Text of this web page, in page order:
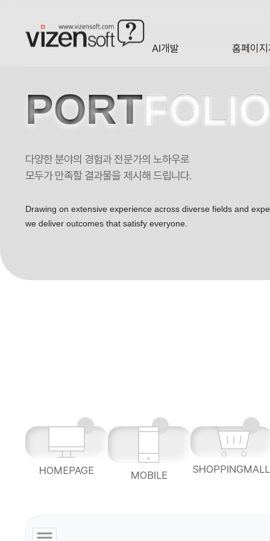
AI개발 홈페이
서울대입학본부 4호 포트폴리오
PORT
다양한 분야의 경험과 전문가의 노하우로
모두가 만족할 결과물을 제시해 드립니다.
Drawing on extensive experience across diverse fields and
we deliver outcomes that satisfy everyone.
HOMEPAGE MOBILE SHOPPINGMALL